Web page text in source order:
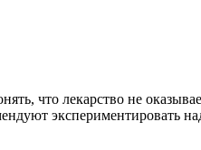
что лекарство не
экспериментировать